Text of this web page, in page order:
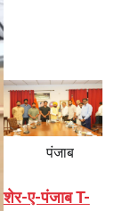
पंजाब
शेर-ए-पंजाब T-